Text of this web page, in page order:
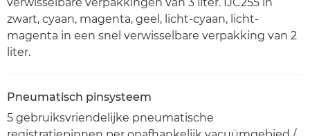
zwart, cyaan, magenta, geel, licht-cyaan, licht-
magenta in een snel verwisselbare verpakking van 2
liter.
Pneumatisch pinsysteem
5 gebruiksvriendelijke pneumatische